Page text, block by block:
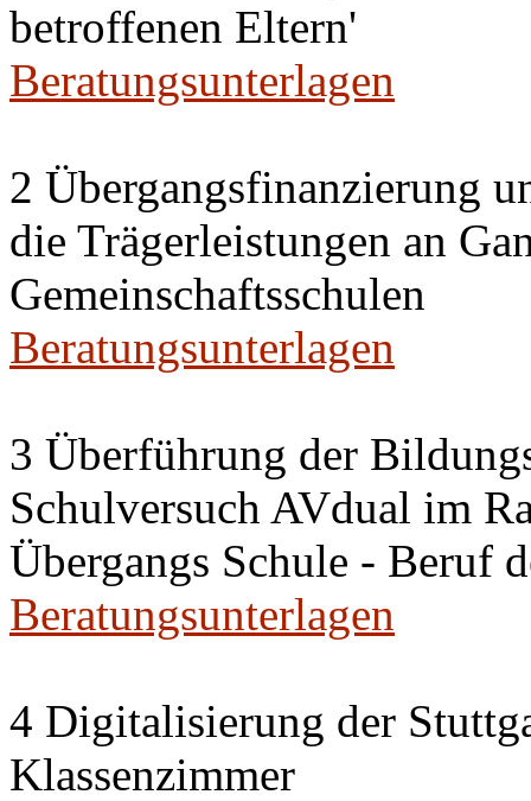
betroffenen Eltern'
Beratungsunterlagen
2 Übergangsfinanzierung
die Trägerleistungen an
Gemeinschaftsschulen
Beratungsunterlagen
3 Überführung der
Schulversuch AVdual im
Übergangs Schule - Beruf
Beratungsunterlagen
4 Digitalisierung der
Klassenzimmer